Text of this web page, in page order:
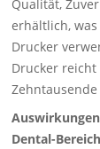
Qualität,
erhältlich,
Drucker
Drucker reicht
Dental-Bereich